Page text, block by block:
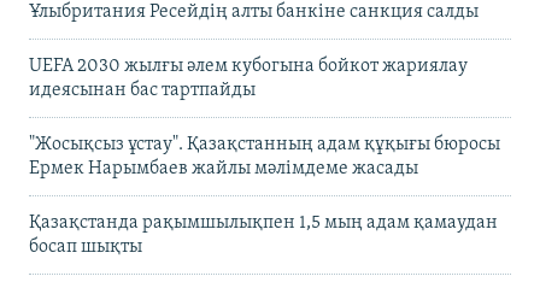
Ұлыбритания Ресейдің алты банкіне санкция салды
UEFA 2030 жылғы әлем кубогына бойкот жариялау
идеясынан бас тартпайды
"Жосықсыз ұстау". Қазақстанның адам құқығы бюросы
Ермек Нарымбаев жайлы мәлімдеме жасады
Қазақстанда рақымшылықпен 1,5 мың адам қамаудан
босап шықты